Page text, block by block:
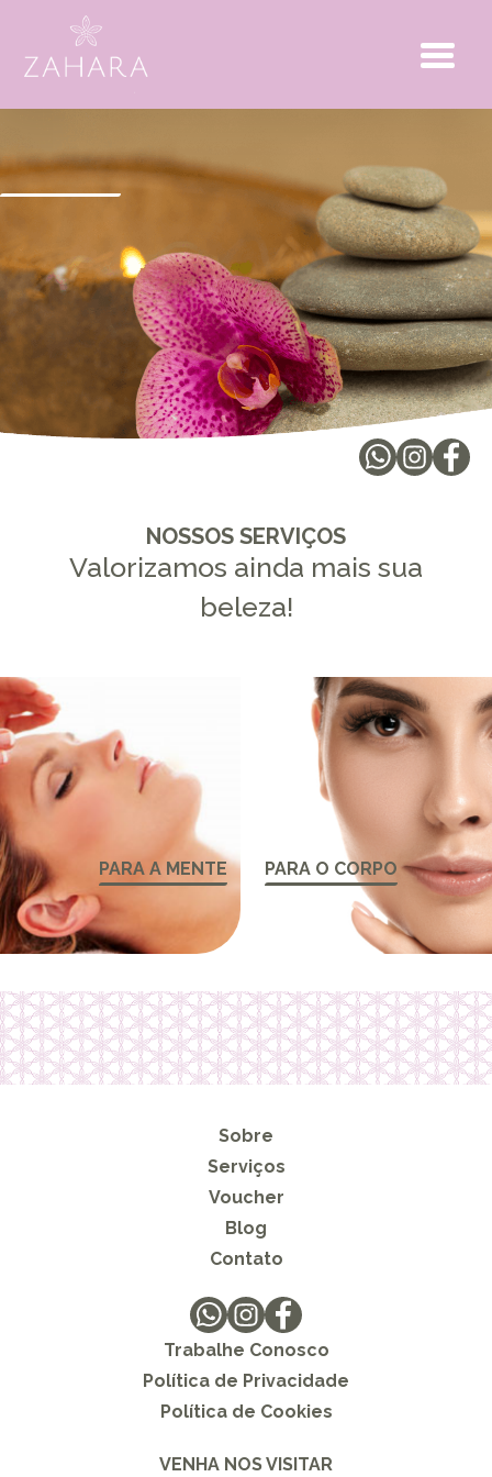
NOSSOS SERVIÇOS
Valorizamos ainda mais sua
beleza!
PARA A MENTE PARA O CORPO
Sobre
Serviços
Voucher
Blog
Contato
Trabalhe Conosco
Política de Privacidade
Política de Cookies
VENHA NOS VISITAR